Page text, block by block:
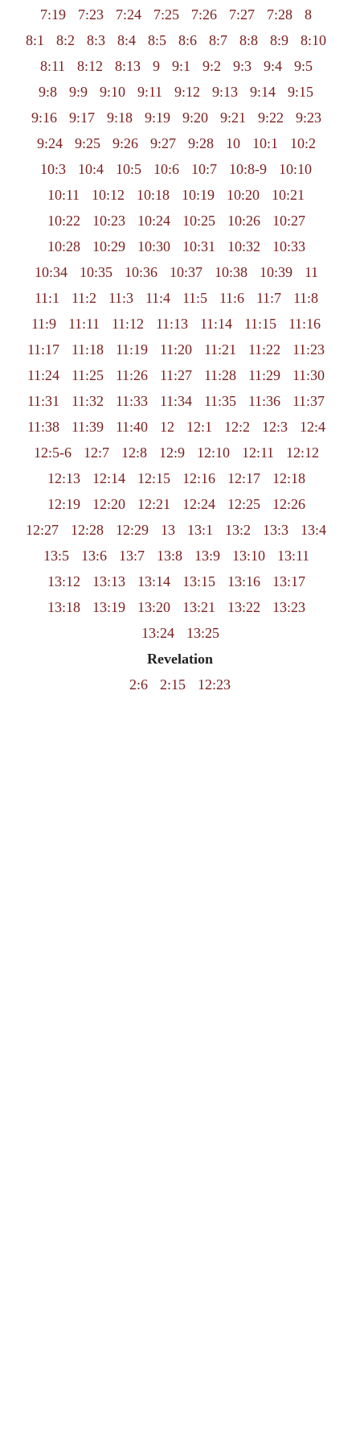
7:19
7:23 7:24 7:25 7:26 7:27 7:28
8
8:1
8:2 8:3 8:4 8:5 8:6 8:7 8:8 8:9
8:10
8:11
8:12 8:13 9 9:1 9:2 9:3 9:4
9:5
9:8
9:9 9:10 9:11 9:12 9:13 9:14
9:15
9:16
9:17 9:18 9:19 9:20 9:21 9:22
9:23
9:24
9:25 9:26 9:27 9:28 10 10:1
10:2
10:3
10:4 10:5 10:6 10:7 10:8-9
10:10
10:11
10:12 10:18 10:19 10:20
10:21
10:22
10:23 10:24 10:25 10:26
10:27
10:28
10:29 10:30 10:31 10:32
10:33
10:34
10:35 10:36 10:37 10:38 10:39
11
11:1
11:2 11:3 11:4 11:5 11:6 11:7
11:8
11:9
11:11 11:12 11:13 11:14 11:15
11:16
11:17
11:18 11:19 11:20 11:21 11:22
11:23
11:24
11:25 11:26 11:27 11:28 11:29
11:30
11:31
11:32 11:33 11:34 11:35 11:36
11:37
11:38
11:39 11:40 12 12:1 12:2 12:3
12:4
12:5-6
12:7 12:8 12:9 12:10 12:11
12:12
12:13
12:14 12:15 12:16 12:17
12:18
12:19
12:20 12:21 12:24 12:25
12:26
12:27
12:28 12:29 13 13:1 13:2 13:3
13:4
13:5
13:6 13:7 13:8 13:9 13:10
13:11
13:12
13:13 13:14 13:15 13:16
13:17
13:18
13:19 13:20 13:21 13:22
13:23
13:24
13:25
Revelation
2:6
2:15 12:23